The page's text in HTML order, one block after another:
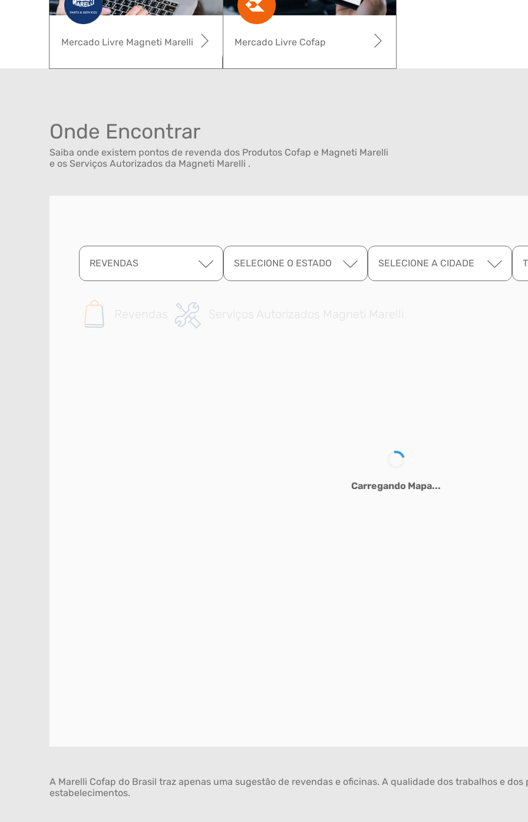
Mercado Livre Cofap
Mercado Livre Magneti Marelli
Onde Encontrar
Saiba onde existem pontos de revenda dos Produtos Cofap e Magneti Marelli
e os Serviços Autorizados da Magneti Marelli .
REVENDAS SELECIONE O ESTADO SELECIONE A CIDADE
Revendas Serviços Autorizados Magneti Marelli
Carregando Mapa...
A Marelli Cofap do Brasil traz apenas uma sugestão de revendas e oficinas. A qualidade dos trabalhos e
estabelecimentos.